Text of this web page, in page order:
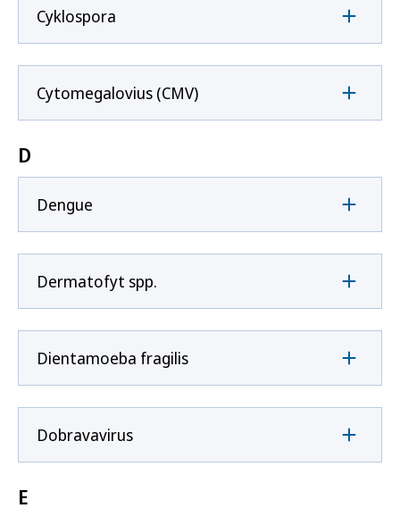
Cyklospora
Cytomegalovius (CMV)
D
Dengue
Dermatofyt spp.
Dientamoeba fragilis
Dobravavirus
E